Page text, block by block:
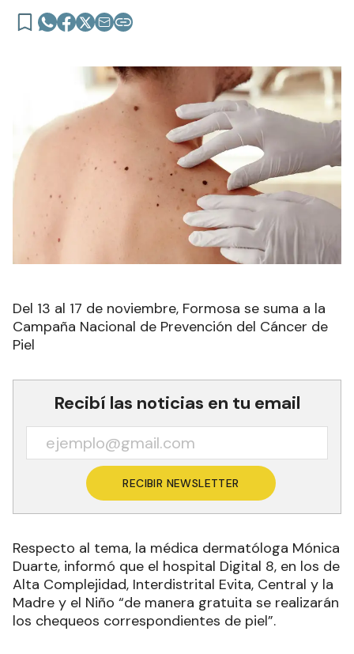
Del 13 al 17 de noviembre, Formosa se suma a la
Campaña Nacional de Prevención del Cáncer de
Piel
Recibí las noticias en tu email
RECIBIR NEWSLETTER
Respecto al tema, la médica dermatóloga Mónica
Duarte, informó que el hospital Digital 8, en los de
Alta Complejidad, Interdistrital Evita, Central y la
Madre y el Niño “de manera gratuita se realizarán
los chequeos correspondientes de piel”.